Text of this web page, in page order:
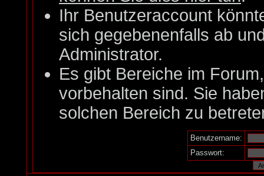
Ihr Benutzeraccount
sich gegebenenfalls ab
Administrator.
Es gibt Bereiche im
vorbehalten sind. Sie
solchen Bereich zu
Benutzername:
Passwort: